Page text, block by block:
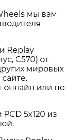
мы вам
Replay
C570) от
мировых
онлайн или по
5x120 из